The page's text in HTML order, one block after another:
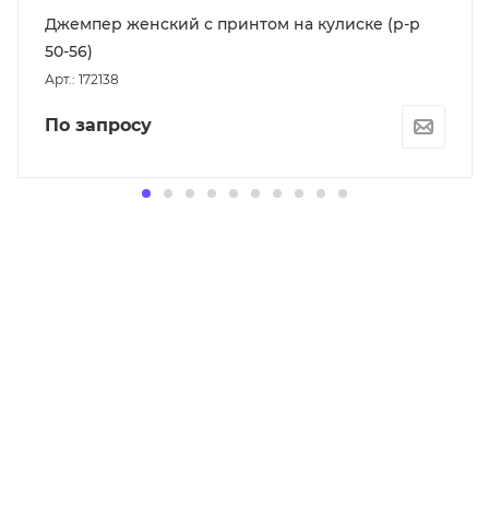
Джемпер женский с принтом на кулиске (р-р
50-56)
Арт.: 172138
По запросу